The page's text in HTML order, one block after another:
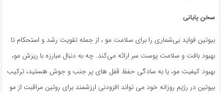
سخن پایانی
بیوتین فواید بی‌شماری را برای سلامت مو ، از جمله تقویت رشد و استحکام تا
بهبود بافت و سلامت پوست سر ارائه می‌کند. چه به دنبال مبارزه با ریزش مو،
بهبود کیفیت مو، یا به سادگی حفظ قفل های پر جنب و جوش هستید، ترکیب
بیوتین در رژیم روزانه خود می تواند افزودنی ارزشمند برای روتین مراقبت از مو